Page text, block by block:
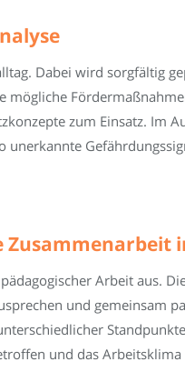
Dabei wird sorgfältig
mögliche
zum Einsatz. Im
Arbeit aus.
und gemeinsam
und das